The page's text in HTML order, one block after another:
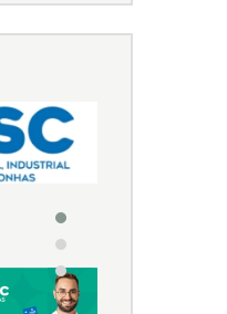
I OFICINA DE FORMAÇÃO DE
PREÇOS
Aconteceu no último dia 12 de